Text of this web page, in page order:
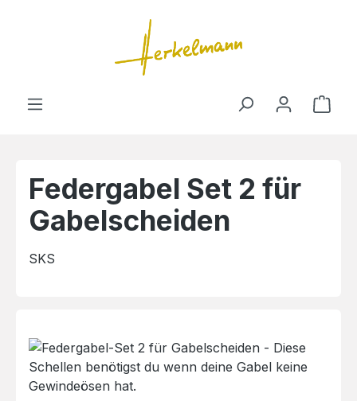
Zum Hauptinhalt springen
Federgabel Set 2 für
Gabelscheiden
SKS
Bildergalerie überspringen